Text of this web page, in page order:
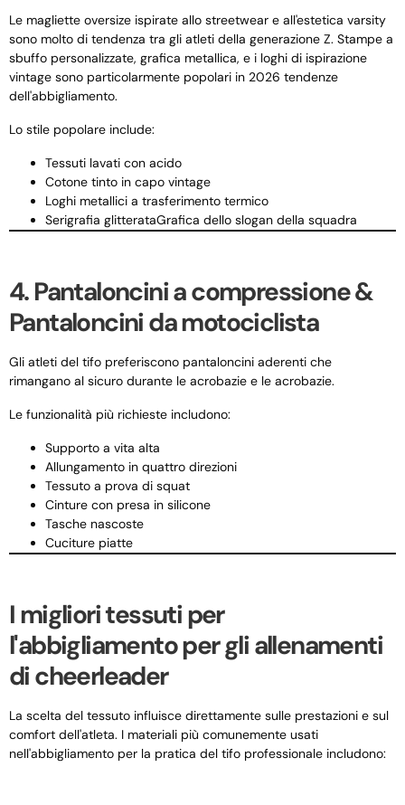
Le magliette oversize ispirate allo streetwear e all'estetica varsity
sono molto di tendenza tra gli atleti della generazione Z. Stampe a
sbuffo personalizzate, grafica metallica, e i loghi di ispirazione
vintage sono particolarmente popolari in 2026 tendenze
dell'abbigliamento.
Lo stile popolare include:
Tessuti lavati con acido
Cotone tinto in capo vintage
Loghi metallici a trasferimento termico
Serigrafia glitterataGrafica dello slogan della squadra
4. Pantaloncini a compressione &
Pantaloncini da motociclista
Gli atleti del tifo preferiscono pantaloncini aderenti che
rimangano al sicuro durante le acrobazie e le acrobazie.
Le funzionalità più richieste includono:
Supporto a vita alta
Allungamento in quattro direzioni
Tessuto a prova di squat
Cinture con presa in silicone
Tasche nascoste
Cuciture piatte
I migliori tessuti per
l'abbigliamento per gli allenamenti
di cheerleader
La scelta del tessuto influisce direttamente sulle prestazioni e sul
comfort dell'atleta. I materiali più comunemente usati
nell'abbigliamento per la pratica del tifo professionale includono: